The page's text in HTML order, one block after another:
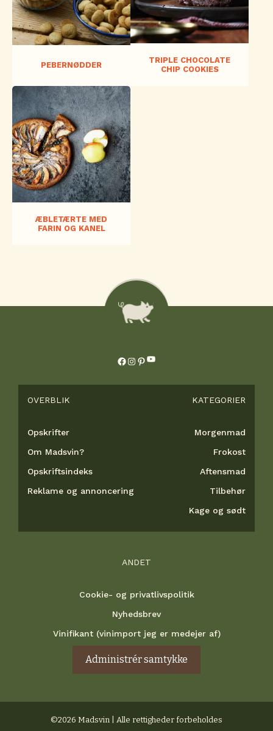
PEBERNØDDER
TRIPLE CHOCOLATE
CHIP COOKIES
ÆBLETÆRTE MED
FARIN OG KANEL
Facebook
Instagram
Pinterest
YouTube
OVERBLIK
Opskrifter
Om Madsvin?
Opskriftsindeks
Reklame og annoncering
KATEGORIER
Morgenmad
Frokost
Aftensmad
Tilbehør
Kage og sødt
ANDET
Cookie- og privatlivspolitik
Nyhedsbrev
Vinifikant (vinimport jeg er medejer af)
Administrér samtykke
©2026 Madsvin | Alle rettigheder forbeholdes